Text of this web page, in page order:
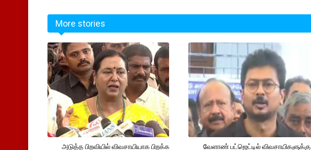
More stories
அடுத்த பிறவியில் விவசாயியாக பிறக்க
வேளாண் பட்ஜெட்டில் விவசாயிகளுக்கு